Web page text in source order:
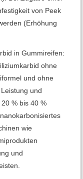
von Peek
(Erhöhung
in Gummireifen:
ohne
und ohne
und
% bis 40 %
wie
und